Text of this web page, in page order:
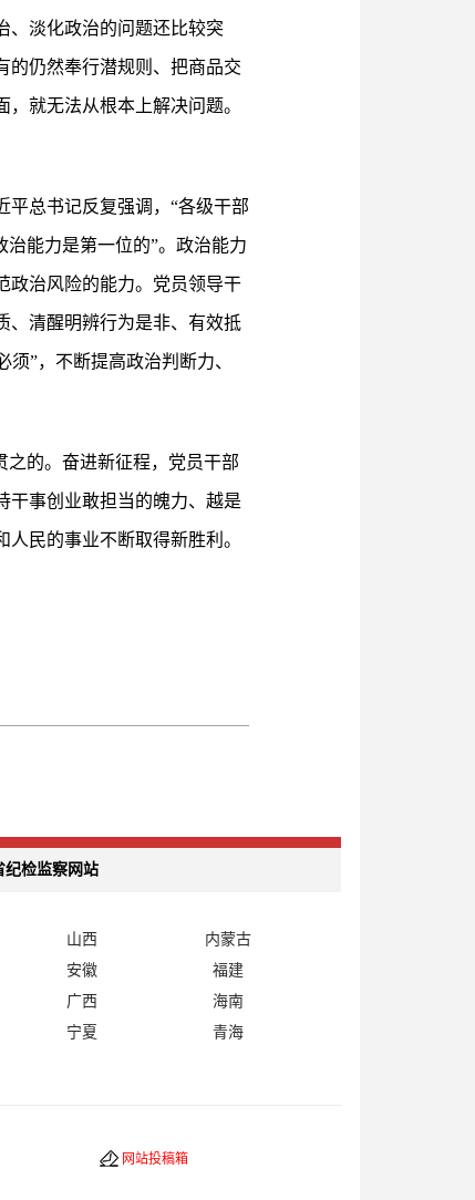
、淡化政治的问题还比较突
的仍然奉行潜规则、把商品交
就无法从根本上解决问题。
总书记反复强调，“各级干部
能力是第一位的”。政治能力
政治风险的能力。党员领导干
、清醒明辨行为是非、有效抵
”，不断提高政治判断力、
之的。奋进新征程，党员干部
干事创业敢担当的魄力、越是
民的事业不断取得新胜利。
纪检监察网站
山西
内蒙古
安徽
福建
广西
海南
宁夏
青海
网站投稿箱